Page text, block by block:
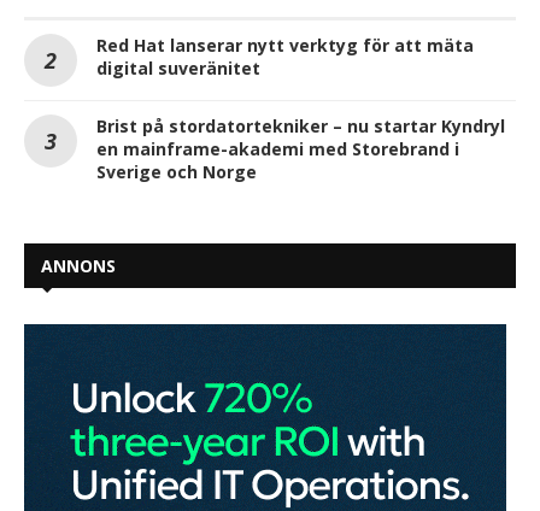
Red Hat lanserar nytt verktyg för att mäta
digital suveränitet
Brist på stordatortekniker – nu startar Kyndryl
en mainframe-akademi med Storebrand i
Sverige och Norge
ANNONS